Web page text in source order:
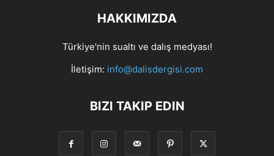
HAKKIMIZDA
Türkiye'nin sualtı ve dalış medyası!
İletişim: info@dalisdergisi.com
BIZI TAKIP EDIN